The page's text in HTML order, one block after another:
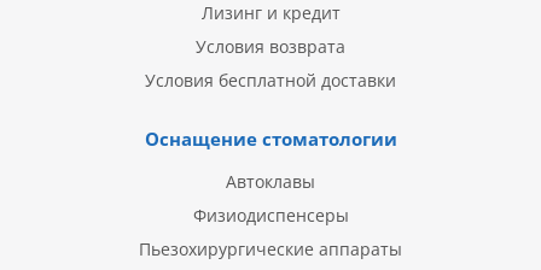
Лизинг и кредит
Условия возврата
Условия бесплатной доставки
Оснащение стоматологии
Автоклавы
Физиодиспенсеры
Пьезохирургические аппараты